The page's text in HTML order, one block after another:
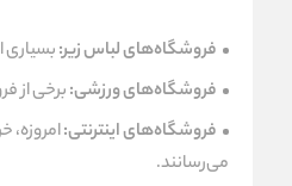
فروشگاه‌های لباس زیر:
فروشگاه‌های ورزشی:برخی از
فروشگاه‌های اینترنتی:
می‌رسانند.